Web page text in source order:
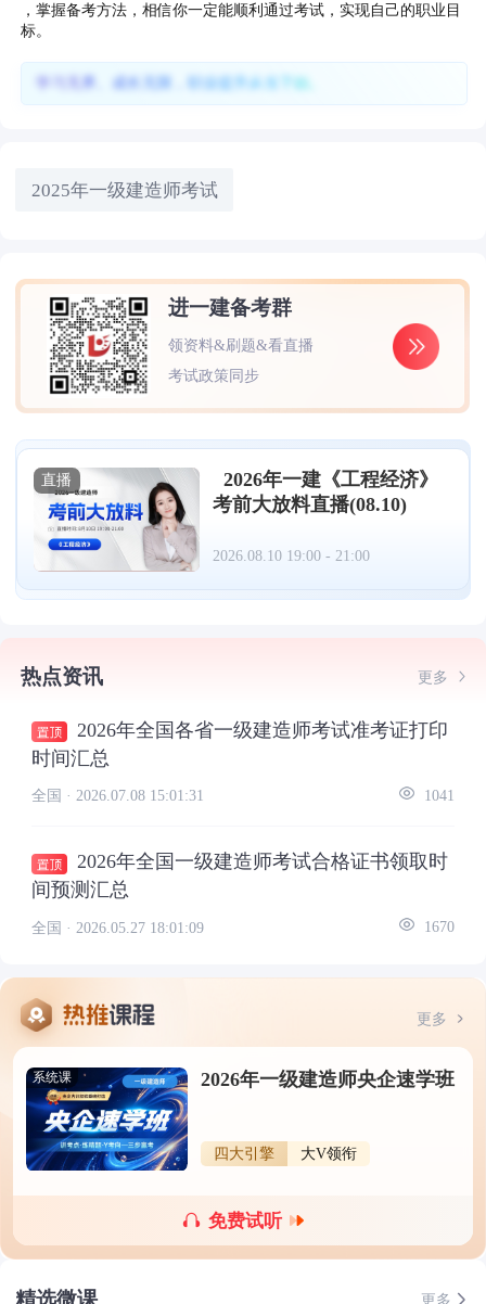
，掌握备考方法，相信你一定能顺利通过考试，实现自己的职业目
标。
学习无界、成长无限，职业提升从当下始。
2025年一级建造师考试
进一建备考群
领资料&刷题&看直播
考试政策同步
直播
2026年一建《工程经济》
考前大放料直播(08.10)
2026.08.10 19:00 - 21:00
热点资讯 更多
2026年全国各省一级建造师考试准考证打印
时间汇总
全国 · 2026.07.08 15:01:31 1041
2026年全国一级建造师考试合格证书领取时
间预测汇总
全国 · 2026.05.27 18:01:09 1670
更多
系统课 2026年一级建造师央企速学班
四大引擎 大V领衔
免费试听
精选微课 更多